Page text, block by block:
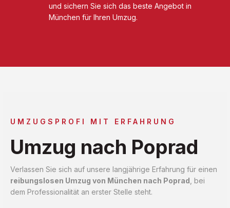
und sichern Sie sich das beste Angebot in
München für Ihren Umzug.
UMZUGSPROFI MIT ERFAHRUNG
Umzug nach Poprad
Verlassen Sie sich auf unsere langjährige Erfahrung für einen
reibungslosen Umzug von München nach Poprad , bei
dem Professionalität an erster Stelle steht.